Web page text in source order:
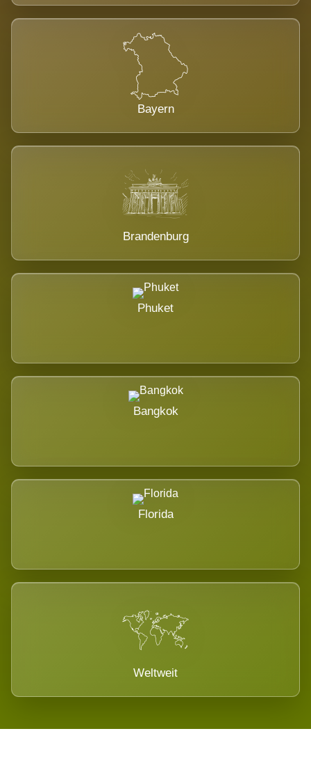
Bayern
Brandenburg
Phuket
Bangkok
Florida
Weltweit